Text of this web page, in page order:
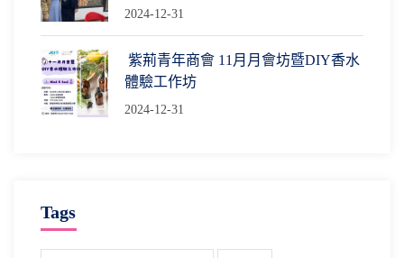
2024-12-31
紫荊青年商會 11月月會坊暨DIY香水
體驗工作坊
2024-12-31
Tags